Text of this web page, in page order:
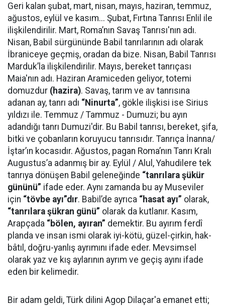
Geri kalan şubat, mart, nisan, mayıs, haziran, temmuz,
ağustos, eylül ve kasım... Şubat, Fırtına Tanrısı Enlil ile
ilişkilendirilir. Mart, Roma’nın Savaş Tanrısı'nın adı.
Nisan, Babil sürgününde Babil tanrılarının adı olarak
İbraniceye geçmiş, oradan da bize. Nisan, Babil Tanrısı
Marduk’la ilişkilendirilir. Mayıs, bereket tanrıçası
Maia'nın adı. Haziran Aramiceden geliyor, totemi
domuzdur (hazira). Savaş, tarım ve av tanrısına
adanan ay, tanrı adı “Ninurta”, gökle ilişkisi ise Sirius
yıldızı ile. Temmuz / Tammuz - Dumuzi; bu ayın
adandığı tanrı Dumuzi'dir. Bu Babil tanrısı, bereket, şifa,
bitki ve çobanların koruyucu tanrısıdır. Tanrıça İnanna/
İştar’ın kocasıdır. Ağustos, pagan Roma’nın Tanrı Kralı
Augustus’a adanmış bir ay. Eylül / Alul, Yahudilere tek
tanrıya dönüşen Babil geleneğinde “tanrılara şükür
gününü” ifade eder. Aynı zamanda bu ay Museviler
için “tövbe ayı”dır. Babil’de ayrıca “hasat ayı” olarak,
“tanrılara şükran günü” olarak da kutlanır. Kasım,
Arapçada “bölen, ayıran” demektir. Bu ayırım ferdî
planda ve insan ismi olarak iyi-kötü, güzel-çirkin, hak-
bâtıl, doğru-yanlış ayrımını ifade eder. Mevsimsel
olarak yaz ve kış aylarının ayrım ve geçiş ayını ifade
eden bir kelimedir.
Bir adam geldi, Türk dilini Agop Dilaçar'a emanet etti;